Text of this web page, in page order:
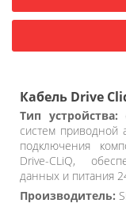
Кабель Drive
Тип устройства:
систем приводной
подключения
Drive-CLiQ,
данных и питания
Производитель: